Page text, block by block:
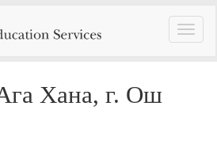
Toggle
Хана, г. Ош